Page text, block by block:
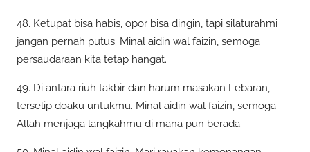
48. Ketupat bisa habis, opor bisa dingin, tapi silaturahmi
jangan pernah putus. Minal aidin wal faizin, semoga
persaudaraan kita tetap hangat.
49. Di antara riuh takbir dan harum masakan Lebaran,
terselip doaku untukmu. Minal aidin wal faizin, semoga
Allah menjaga langkahmu di mana pun berada.